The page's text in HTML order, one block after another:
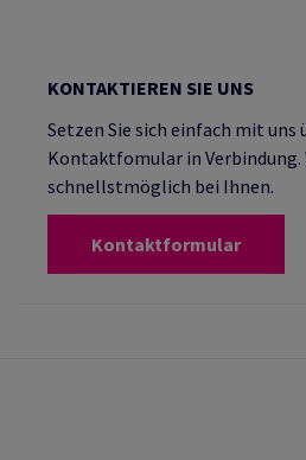
KONTAKTIEREN SIE UNS
Setzen Sie sich einfach mit uns
Kontaktfomular in Verbindung.
schnellstmöglich bei Ihnen.
Kontaktformular